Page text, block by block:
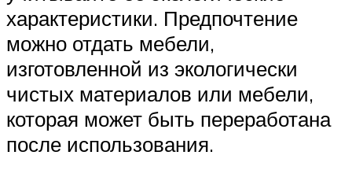
характеристики. Предпочтение
можно отдать мебели,
изготовленной из экологически
чистых материалов или мебели,
которая может быть переработана
после использования.